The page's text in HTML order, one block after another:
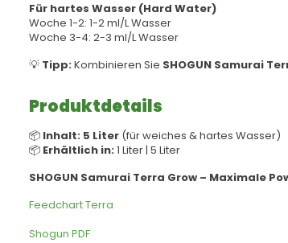
Für hartes Wasser (Hard Water)
Woche 1-2: 1-2 ml/L Wasser
Woche 3-4: 2-3 ml/L Wasser
💡 Tipp:Kombinieren Sie SHOGUN Samurai
Produktdetails
📦 Inhalt: 5 Liter (für weiches & hartes Wasser)
📦 Erhältlich in:1 Liter | 5 Liter
SHOGUN Samurai Terra Grow – Maximale
Feedchart Terra
Shogun PDF